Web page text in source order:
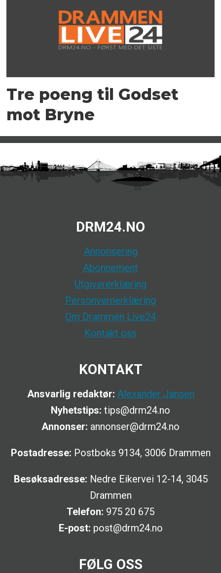
Tre poeng til Godset
mot Bryne
DRM24.NO
Annonsering
Abonnement
Utgivererklæring
Personvernerklæring
Om Drammen Live24
Kontakt oss
KONTAKT
Ansvarlig redaktør: Alexander Jansen
Nyhetstips: tips@drm24.no
Annonser: annonser@drm24.no
Postadresse: Postboks 9134, 3006 Drammen
Besøksadresse: Nedre Eikervei 12-14, 3045
Drammen
Telefon: 975 20 675
E-post: post@drm24.no
FØLG OSS